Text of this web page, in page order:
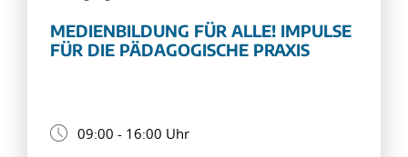
MEDIENBILDUNG FÜR ALLE! IMPULSE
FÜR DIE PÄDAGOGISCHE PRAXIS
09:00 - 16:00 Uhr